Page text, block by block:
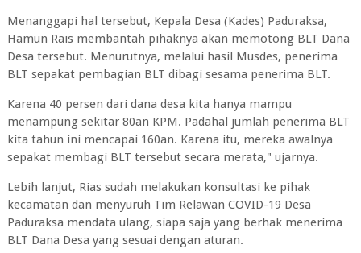
Menanggapi hal tersebut, Kepala Desa (Kades) Paduraksa,
Hamun Rais membantah pihaknya akan memotong BLT Dana
Desa tersebut. Menurutnya, melalui hasil Musdes, penerima
BLT sepakat pembagian BLT dibagi sesama penerima BLT.
Karena 40 persen dari dana desa kita hanya mampu
menampung sekitar 80an KPM. Padahal jumlah penerima BLT
kita tahun ini mencapai 160an. Karena itu, mereka awalnya
sepakat membagi BLT tersebut secara merata," ujarnya.
Lebih lanjut, Rias sudah melakukan konsultasi ke pihak
kecamatan dan menyuruh Tim Relawan COVID-19 Desa
Paduraksa mendata ulang, siapa saja yang berhak menerima
BLT Dana Desa yang sesuai dengan aturan.